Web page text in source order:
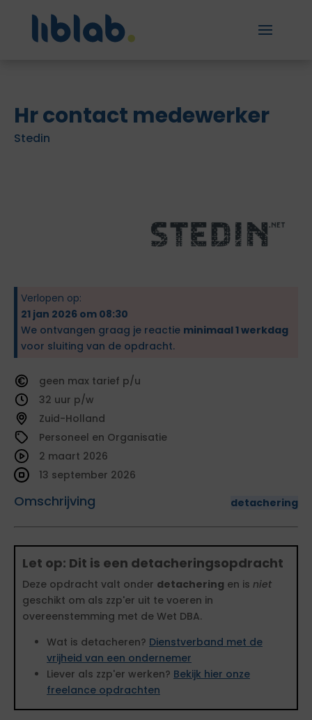
Hr contact medewerker
Stedin
Verlopen op:
21 jan 2026 om 08:30
We ontvangen graag je reactie minimaal 1 werkdag
voor sluiting van de opdracht.
geen
tarief
32
Zuid-Holland
Personeel en Organisatie
Omschrijving detachering
2 maart 2026
13 september 2026
Let op: Dit is een detacheringsopdracht
Deze opdracht valt onder detachering en is niet
geschikt om als zzp'er uit te voeren in
overeenstemming met de Wet DBA.
Wat is detacheren? Dienstverband met de
vrijheid van een ondernemer
Liever als zzp'er werken? Bekijk hier onze
freelance opdrachten